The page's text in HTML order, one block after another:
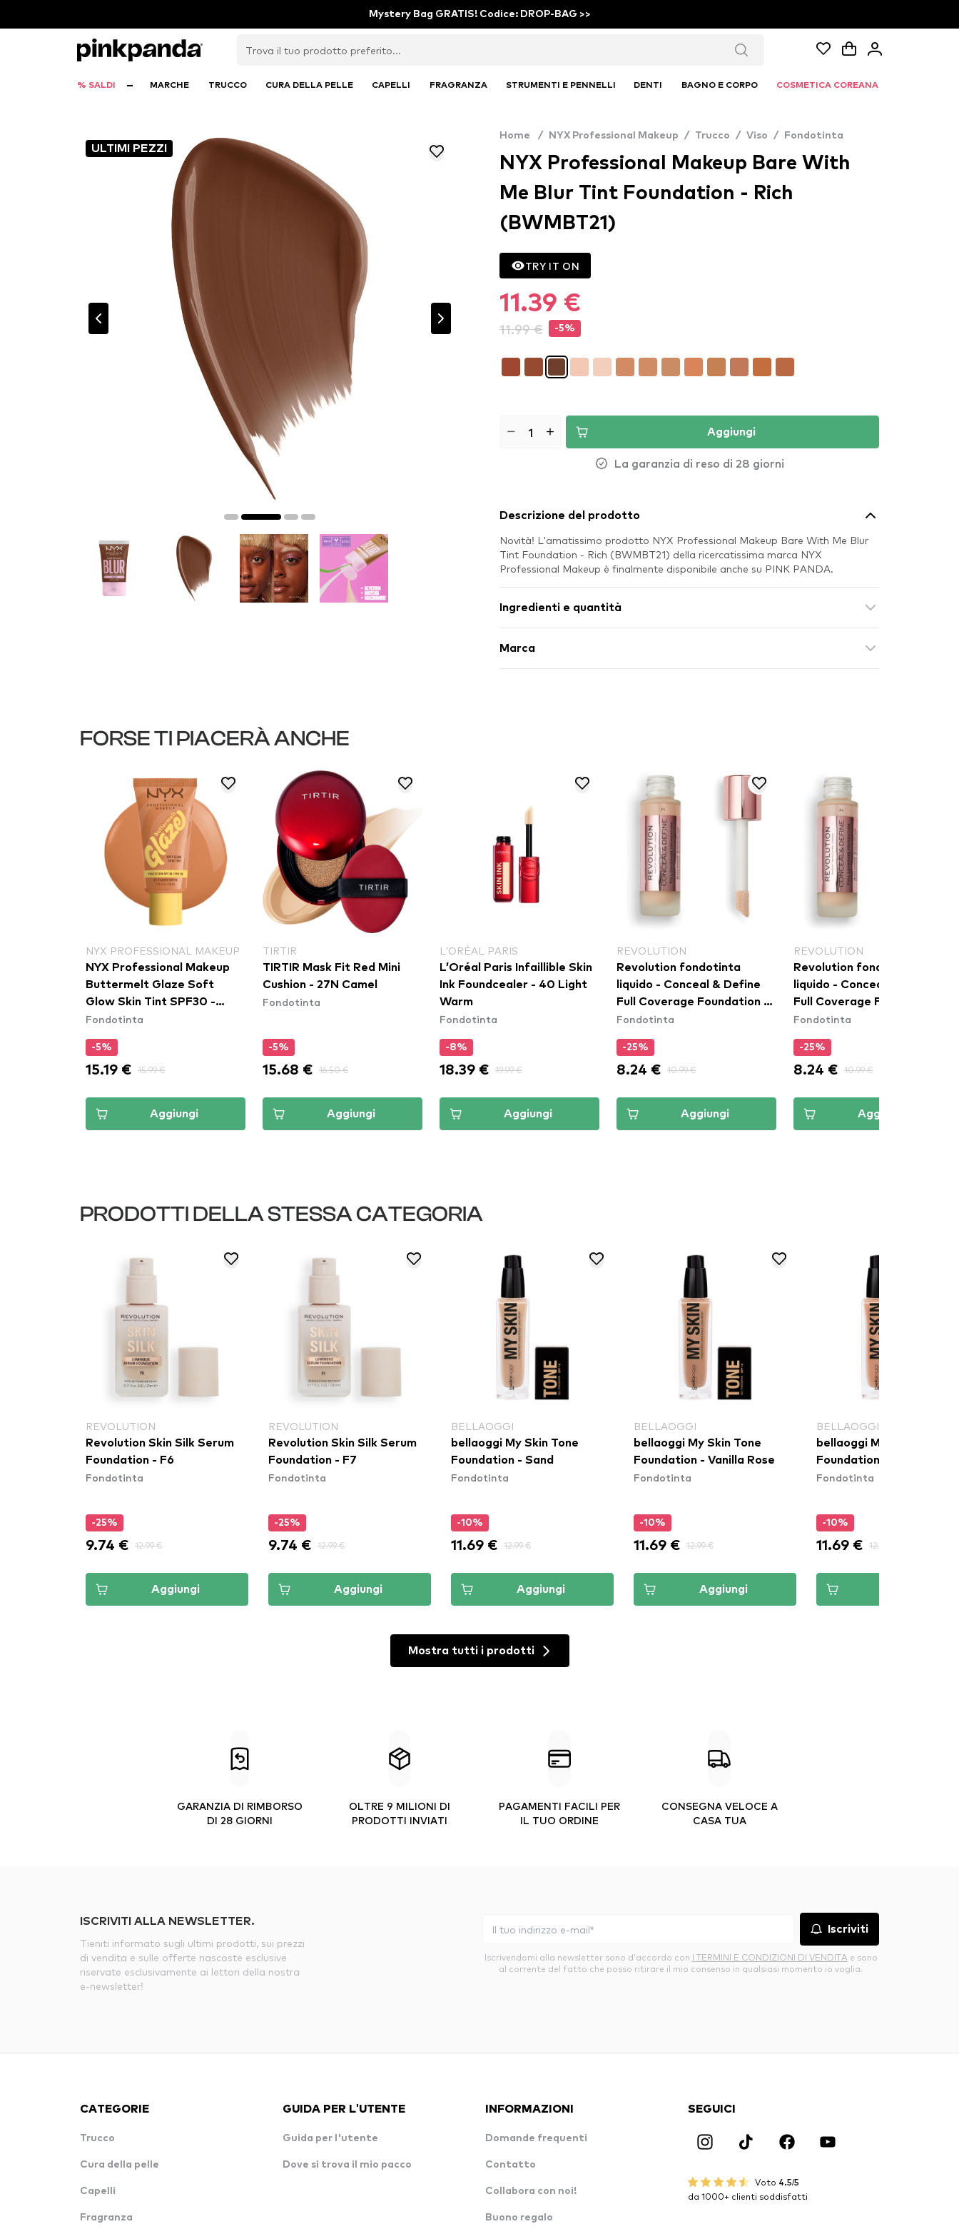
Mystery Bag GRATIS! Codice: DROP-BAG >>
% SALDI MARCHE TRUCCO CURA DELLA PELLE CAPELLI FRAGRANZA STRUMENTI E PENNELLI DENTI BAGNO E CORPO COSMETICA COREANA
ULTIMI PEZZI
Home / NYX Professional Makeup / Trucco / Viso / Fondotinta
NYX Professional Makeup Bare With
Me Blur Tint Foundation - Rich
(BWMBT21)
TRY IT ON
11.39 €
11.99 € -5%
Aggiungi
La garanzia di reso di 28 giorni
Descrizione del prodotto
Novità! L'amatissimo prodotto NYX Professional Makeup Bare With Me Blur
Tint Foundation - Rich (BWMBT21) della ricercatissima marca NYX
Professional Makeup è finalmente disponibile anche su PINK PANDA.
Ingredienti e quantità
Marca
FORSE TI PIACERÀ ANCHE
NYX PROFESSIONAL MAKEUP
NYX Professional Makeup
Buttermelt Glaze Soft
Glow Skin Tint SPF30 -
Cashew Butta
Fondotinta
-5%
15.19 € 15.99 €
Aggiungi
TIRTIR
TIRTIR Mask Fit Red Mini
Cushion - 27N Camel
Fondotinta
-5%
15.68 € 16.50 €
Aggiungi
L’ORÉAL PARIS
L’Oréal Paris Infaillible Skin
Ink Foundcealer - 40 Light
Warm
Fondotinta
-8%
18.39 € 19.99 €
Aggiungi
REVOLUTION
Revolution fondotinta
liquido - Conceal & Define
Full Coverage Foundation -
F5
Fondotinta
-25%
8.24 € 10.99 €
Aggiungi
REVOLUTION
Revolution fondotinta
liquido - Conceal & Define
Full Coverage Foundation -
F4
Fondotinta
-25%
8.24 € 10.99 €
Aggiungi
PRODOTTI DELLA STESSA CATEGORIA
REVOLUTION
Revolution Skin Silk Serum
Foundation - F6
Fondotinta
-25%
9.74 € 12.99 €
Aggiungi
REVOLUTION
Revolution Skin Silk Serum
Foundation - F7
Fondotinta
-25%
9.74 € 12.99 €
Aggiungi
BELLAOGGI
bellaoggi My Skin Tone
Foundation - Sand
Fondotinta
-10%
11.69 € 12.99 €
Aggiungi
BELLAOGGI
bellaoggi My Skin Tone
Foundation - Vanilla Rose
Fondotinta
-10%
11.69 € 12.99 €
Aggiungi
BELLAOGGI
bellaoggi My Skin Tone
Foundation - Vanilla
Fondotinta
-10%
11.69 € 12.99 €
Mostra tutti i prodotti
GARANZIA DI RIMBORSO
DI 28 GIORNI
OLTRE 9 MILIONI DI
PRODOTTI INVIATI
PAGAMENTI FACILI PER
IL TUO ORDINE
CONSEGNA VELOCE A
CASA TUA
ISCRIVITI ALLA NEWSLETTER.
Tieniti informato sugli ultimi prodotti, sui prezzi
di vendita e sulle offerte nascoste esclusive
riservate esclusivamente ai lettori della nostra
e-newsletter!
Iscriviti
Iscrivendomi alla newsletter sono d’accordo con I TERMINI E CONDIZIONI DI VENDITA e sono
al corrente del fatto che posso ritirare il mio consenso in qualsiasi momento io voglia.
CATEGORIE
Trucco
Cura della pelle
Capelli
Fragranza
GUIDA PER L'UTENTE
Guida per l'utente
Dove si trova il mio pacco
INFORMAZIONI
Domande frequenti
Contatto
Collabora con noi!
Buono regalo
SEGUICI
Voto 4.5/5
da 1000+ clienti soddisfatti